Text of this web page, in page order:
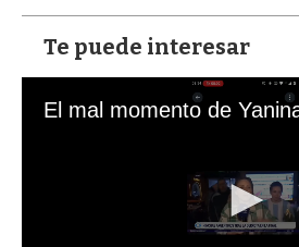
Te puede interesar